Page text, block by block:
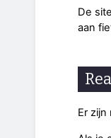
De site
aan
Er